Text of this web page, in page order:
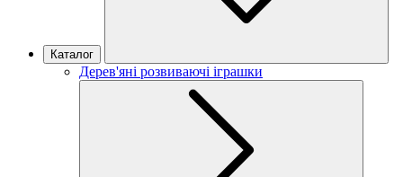
Каталог
Дерев'яні розвиваючі іграшки